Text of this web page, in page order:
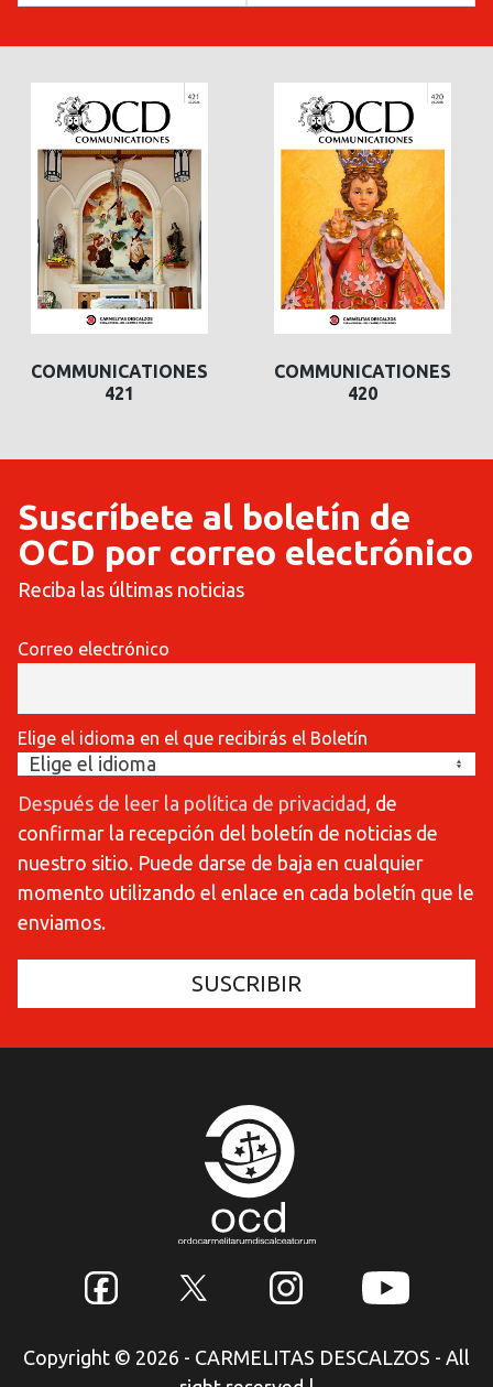
COMMUNICATIONES
421
COMMUNICATIONES
420
Suscríbete al boletín de
OCD por correo electrónico
Reciba las últimas noticias
Correo electrónico
Elige el idioma en el que recibirás el Boletín
Después de leer la política de privacidad, de
confirmar la recepción del boletín de noticias de
nuestro sitio. Puede darse de baja en cualquier
momento utilizando el enlace en cada boletín que le
enviamos.
Copyright © 2026 - CARMELITAS DESCALZOS - All